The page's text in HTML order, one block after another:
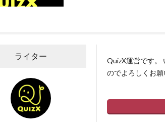
ライター
QuizX運営です。
のでよろしくお願